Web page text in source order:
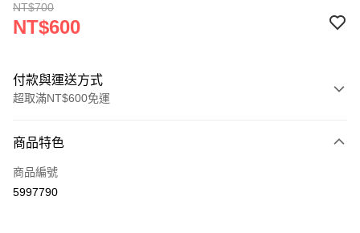
NT$700
NT$600
付款與運送方式
超取滿NT$600免運
信用卡一次付款
超商取貨付款
商品特色
商品編號
5997790